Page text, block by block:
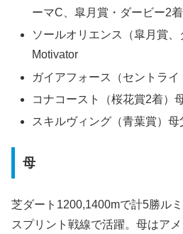
ーマC、皐月賞・ダービー2
ソールオリエンス（皐月賞
Motivator
ガイアフォース（セントラ
コナコースト（桜花賞2着）
スキルヴィング（青葉賞）
母
芝ダート1200,1400mで計5勝ル
スプリント戦線で活躍。母はアメ